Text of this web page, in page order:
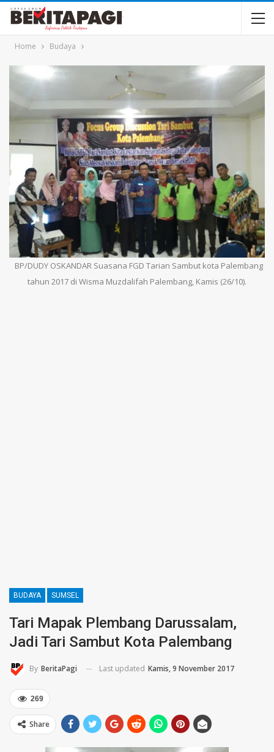
Home Budaya
BP/DUDY OSKANDAR Suasana FGD Tarian Sambut kota Palembang
tahun 2017 di Wisma Muzdalifah Palembang, Kamis (26/10).
BUDAYA SUMSEL
Tari Mapak Plembang Darussalam,
Jadi Tari Sambut Kota Palembang
By BeritaPagi Last updated Kamis, 9 November 2017
269
Share